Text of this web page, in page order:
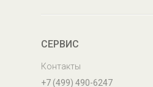
СЕРВИС
Контакты
+7 (499) 490-6247